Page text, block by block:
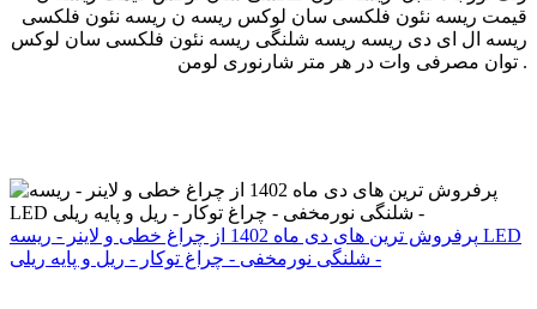
ریسه ن ‫ریسه نئون فلکسی ‬‎ قیمت ریسه نئون فلکسی سان لوکس
ریسه ال ای دی ریسه ریسه شلنگی ریسه نئون فلکسی سان لوکس
توان مصرفی وات در هر متر شارنوری لومن .
پرفروش ترین های دی ماه 1402 از چراغ خطی و لاینر - ریسه LED
شلنگی نورمخفی - چراغ توکار - ریل و پایه ریلی -